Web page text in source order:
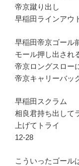
帝京蹴り出し
早稲田ラインアウ
早稲田帝京ゴール
モール押し出され
帝京ロングスロー
帝京キャリーバッ
早稲田スクラム
相良君持ち出して
上げてトライ
12-28
こういったゴール